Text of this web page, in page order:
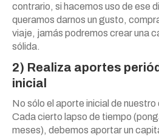
contrario, si hacemos uso de ese
queramos darnos un gusto,
viaje, jamás podremos crear una
sólida.
2) Realiza aportes
inicial
No sólo el aporte inicial de
Cada cierto lapso de tiempo
meses), debemos aportar un